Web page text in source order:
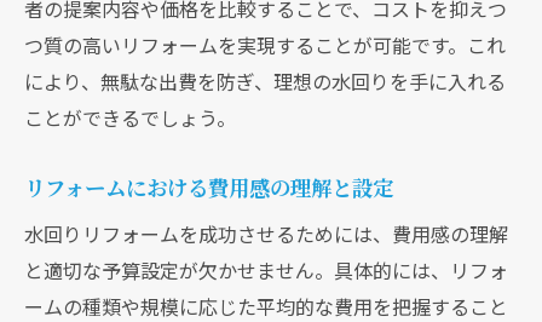
者の提案内容や価格を比較することで、コストを抑えつ
つ質の高いリフォームを実現することが可能です。これ
により、無駄な出費を防ぎ、理想の水回りを手に入れる
ことができるでしょう。
リフォームにおける費用感の理解と設定
水回りリフォームを成功させるためには、費用感の理解
と適切な予算設定が欠かせません。具体的には、リフォ
ームの種類や規模に応じた平均的な費用を把握すること